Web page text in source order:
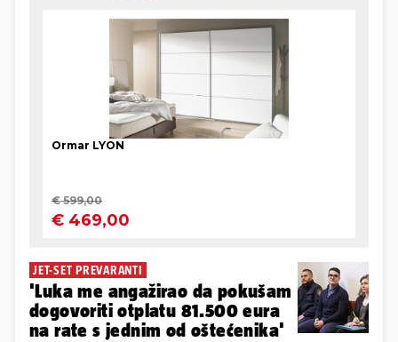
JET-SET PREVARANTI
'Luka me angažirao da pokušam
dogovoriti otplatu 81.500 eura
na rate s jednim od oštećenika'